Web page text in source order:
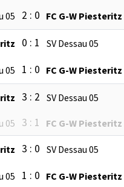
05 2 : 0 FC G-W Piesteritz
0 : 1 SV Dessau 05
05 1 : 0 FC G-W Piesteritz
3 : 2 SV Dessau 05
05 3 : 1 FC G-W Piesteritz
3 : 0 SV Dessau 05
05 1 : 0 FC G-W Piesteritz